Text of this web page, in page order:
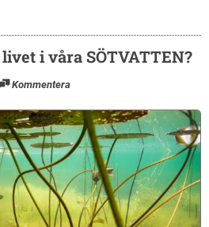
i våra SÖTVATTEN?
Kommentera